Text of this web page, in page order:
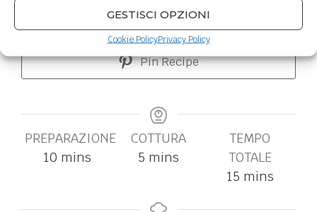
GESTISCI OPZIONI
Cookie PolicyPrivacy Policy
Stampa la ricetta
Pin Recipe
PREPARAZIONE
10 mins
COTTURA
5 mins
TEMPO
TOTALE
15 mins